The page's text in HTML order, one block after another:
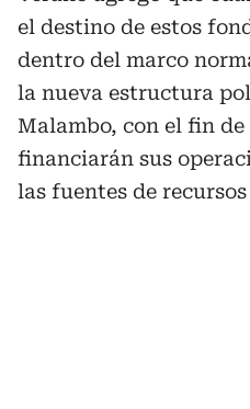
el destino de estos
dentro del marco
la nueva estructura
Malambo, con el fin
financiarán sus
las fuentes de